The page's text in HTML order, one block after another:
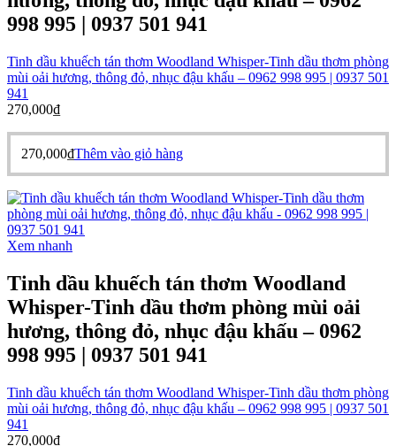
998 995 | 0937 501 941
Tinh dầu khuếch tán thơm Woodland Whisper-Tinh dầu thơm phòng
mùi oải hương, thông đỏ, nhục đậu khấu – 0962 998 995 | 0937 501
941
270,000₫
270,000₫Thêm vào giỏ hàng
Xem nhanh
Tinh dầu khuếch tán thơm Woodland
Whisper-Tinh dầu thơm phòng mùi oải
hương, thông đỏ, nhục đậu khấu – 0962
998 995 | 0937 501 941
Tinh dầu khuếch tán thơm Woodland Whisper-Tinh dầu thơm phòng
mùi oải hương, thông đỏ, nhục đậu khấu – 0962 998 995 | 0937 501
941
270,000₫